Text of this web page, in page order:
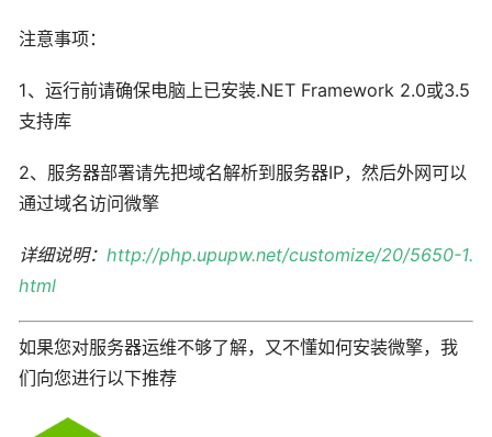
注意事项：
1、运行前请确保电脑上已安装.NET Framework 2.0或3.5
支持库
2、服务器部署请先把域名解析到服务器IP，然后外网可以
通过域名访问微擎
详细说明： http://php.upupw.net/customize/20/5650-1.
html
如果您对服务器运维不够了解，又不懂如何安装微擎，我
们向您进行以下推荐